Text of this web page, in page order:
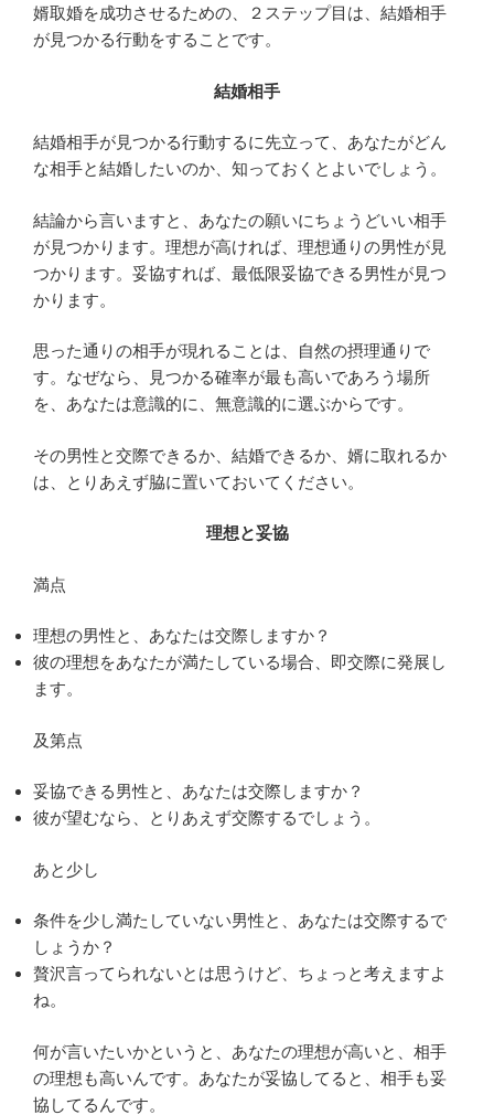
婿取婚を成功させるための、２ステップ目は、結婚相手
が見つかる行動をすることです。
結婚相手
結婚相手が見つかる行動するに先立って、あなたがどん
な相手と結婚したいのか、知っておくとよいでしょう。
結論から言いますと、あなたの願いにちょうどいい相手
が見つかります。理想が高ければ、理想通りの男性が見
つかります。妥協すれば、最低限妥協できる男性が見つ
かります。
思った通りの相手が現れることは、自然の摂理通りで
す。なぜなら、見つかる確率が最も高いであろう場所
を、あなたは意識的に、無意識的に選ぶからです。
その男性と交際できるか、結婚できるか、婿に取れるか
は、とりあえず脇に置いておいてください。
理想と妥協
満点
理想の男性と、あなたは交際しますか？
彼の理想をあなたが満たしている場合、即交際に発展し
ます。
及第点
妥協できる男性と、あなたは交際しますか？
彼が望むなら、とりあえず交際するでしょう。
あと少し
条件を少し満たしていない男性と、あなたは交際するで
しょうか？
贅沢言ってられないとは思うけど、ちょっと考えますよ
ね。
何が言いたいかというと、あなたの理想が高いと、相手
の理想も高いんです。あなたが妥協してると、相手も妥
協してるんです。